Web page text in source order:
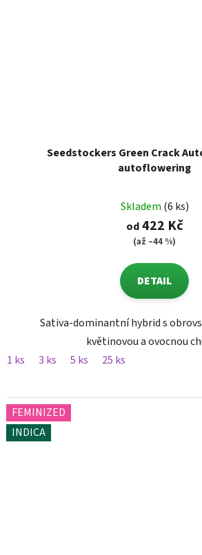
Seedstockers Green Crack
autoflowering
Skladem (6 ks)
od422 Kč
(až –44 %)
DETAIL
Sativa-dominantní hybrid s
květinovou a ovocnou
1 ks
3 ks 5 ks 25 ks
FEMINIZED
INDICA